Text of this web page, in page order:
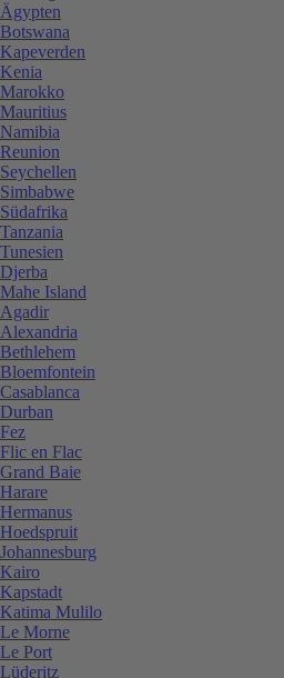
Ägypten
Botswana
Kapeverden
Kenia
Marokko
Mauritius
Namibia
Reunion
Seychellen
Simbabwe
Südafrika
Tanzania
Tunesien
Djerba
Mahe Island
Agadir
Alexandria
Bethlehem
Bloemfontein
Casablanca
Durban
Fez
Flic en Flac
Grand Baie
Harare
Hermanus
Hoedspruit
Johannesburg
Kairo
Kapstadt
Katima Mulilo
Le Morne
Le Port
Lüderitz